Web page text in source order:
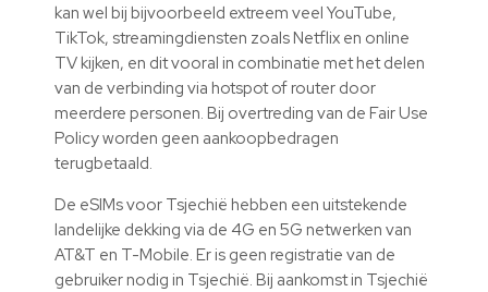
kan wel bij bijvoorbeeld extreem veel YouTube,
TikTok, streamingdiensten zoals Netflix en online
TV kijken, en dit vooral in combinatie met het delen
van de verbinding via hotspot of router door
meerdere personen. Bij overtreding van de Fair Use
Policy worden geen aankoopbedragen
terugbetaald.
De eSIMs voor Tsjechië hebben een uitstekende
landelijke dekking via de 4G en 5G netwerken van
AT&T en T-Mobile. Er is geen registratie van de
gebruiker nodig in Tsjechië. Bij aankomst in Tsjechië